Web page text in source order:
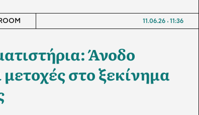
11.06.26 11:36
Άνοδο
στο ξεκίνημα